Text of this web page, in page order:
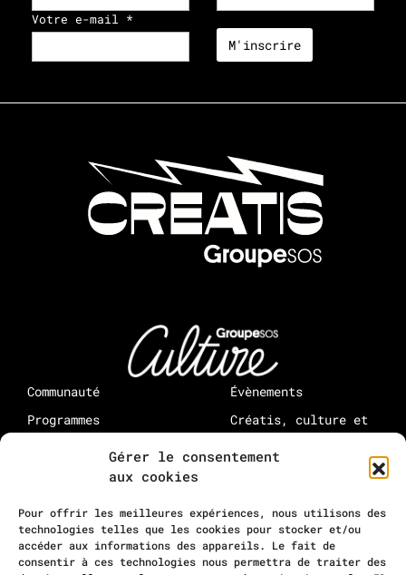
Gérer le consentement
aux cookies
Pour offrir les meilleures expériences, nous utilisons des
technologies telles que les cookies pour stocker et/ou
accéder aux informations des appareils. Le fait de
consentir à ces technologies nous permettra de traiter des
Votre e-mail *
Communauté
Programmes
Évènements
Créatis, culture et
médias : à propos
Rejoindre la
10-12 rue Maurice Grimaud
75018 Paris
contact@residencecreatis.fr